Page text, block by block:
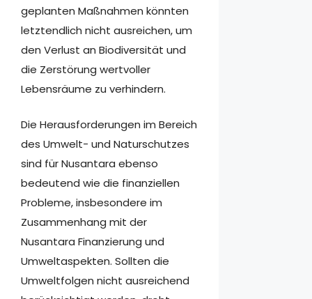
geplanten Maßnahmen könnten
letztendlich nicht ausreichen, um
den Verlust an Biodiversität und
die Zerstörung wertvoller
Lebensräume zu verhindern.
Die Herausforderungen im Bereich
des Umwelt- und Naturschutzes
sind für Nusantara ebenso
bedeutend wie die finanziellen
Probleme, insbesondere im
Zusammenhang mit der
Nusantara Finanzierung und
Umweltaspekten. Sollten die
Umweltfolgen nicht ausreichend